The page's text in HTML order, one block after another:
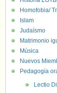
Homofobia/
Islam
Judaísmo
Matrimonio
Música
Nuevos
Pedagogía
Lectio